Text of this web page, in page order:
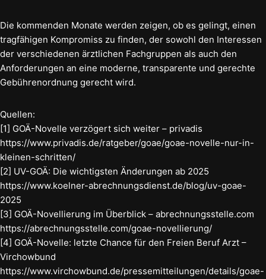
Die kommenden Monate werden zeigen, ob es gelingt, einen
tragfähigen Kompromiss zu finden, der sowohl den Interessen
der verschiedenen ärztlichen Fachgruppen als auch den
Anforderungen an eine moderne, transparente und gerechte
Gebührenordnung gerecht wird.
Quellen:
[1] GOÄ-Novelle verzögert sich weiter – privadis
https://www.privadis.de/ratgeber/goae/goae-novelle-nur-in-
kleinen-schritten/
[2] UV-GOÄ: Die wichtigsten Änderungen ab 2025
https://www.koelner-abrechnungsdienst.de/blog/uv-goae-
2025
[3] GOÄ-Novellierung im Überblick – abrechnungsstelle.com
https://abrechnungsstelle.com/goae-novellierung/
[4] GOÄ-Novelle: letzte Chance für den Freien Beruf Arzt –
Virchowbund
https://www.virchowbund.de/pressemitteilungen/details/goae-